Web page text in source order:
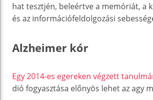
hat tesztjén, beleértve a memóriát, a
és az információfeldolgozási
Alzheimer kór
Egy 2014-es egereken végzett
dió fogyasztása előnyös lehet az agy